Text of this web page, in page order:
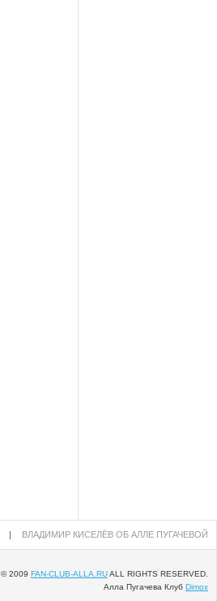
| ВЛАДИМИР КИСЕЛЁВ ОБ АЛЛЕ ПУГАЧЕВОЙ
© 2009 FAN-CLUB-ALLA.RUALL RIGHTS RESERVED.
Алла Пугачева Клуб Dimox